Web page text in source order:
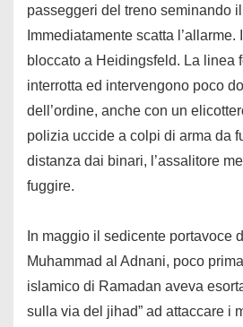
passeggeri del treno seminando
Immediatamente scatta l’allarme.
bloccato a Heidingsfeld. La linea
interrotta ed intervengono poco
dell’ordine, anche con un
polizia uccide a colpi di arma da
distanza dai binari, l’assalitore
fuggire.
In maggio il sedicente portavoce
Muhammad al Adnani, poco
islamico di Ramadan aveva
sulla via del jihad” ad attaccare i